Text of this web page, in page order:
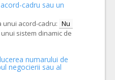
cadru sau un
unui acord-cadru: Nu
sistem dinamic de
numarului de
negocierii sau al